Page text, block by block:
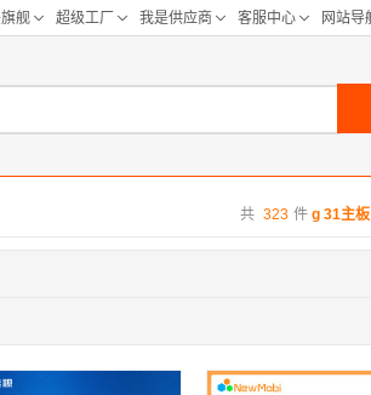
共 323 件 g 31主板
采购距离: